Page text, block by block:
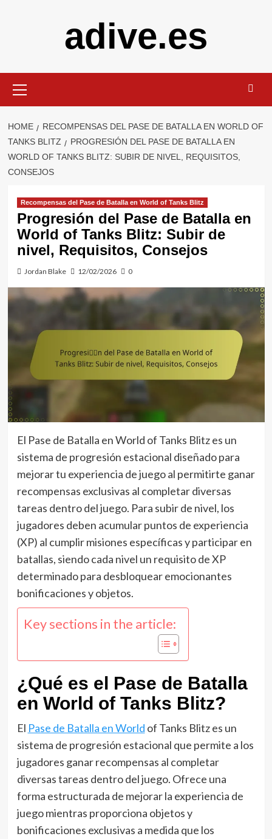
adive.es
Menu
HOME
RECOMPENSAS DEL PASE DE BATALLA EN WORLD OF
TANKS BLITZ
PROGRESIÓN DEL PASE DE BATALLA EN
WORLD OF TANKS BLITZ: SUBIR DE NIVEL, REQUISITOS,
CONSEJOS
Recompensas del Pase de Batalla en World of Tanks Blitz
Progresión del Pase de Batalla en
World of Tanks Blitz: Subir de
nivel, Requisitos, Consejos
Jordan Blake 12/02/2026 0
El Pase de Batalla en World of Tanks Blitz es un
sistema de progresión estacional diseñado para
mejorar tu experiencia de juego al permitirte ganar
recompensas exclusivas al completar diversas
tareas dentro del juego. Para subir de nivel, los
jugadores deben acumular puntos de experiencia
(XP) al cumplir misiones específicas y participar en
batallas, siendo cada nivel un requisito de XP
determinado para desbloquear emocionantes
bonificaciones y objetos.
Key sections in the article:
¿Qué es el Pase de Batalla
en World of Tanks Blitz?
El Pase de Batalla en World of Tanks Blitz es un
sistema de progresión estacional que permite a los
jugadores ganar recompensas al completar
diversas tareas dentro del juego. Ofrece una
forma estructurada de mejorar la experiencia de
juego mientras proporciona objetos y
bonificaciones exclusivas a medida que los